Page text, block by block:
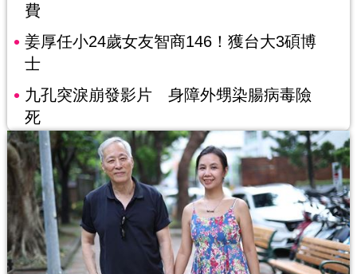
費
姜厚任小24歲女友智商146！獲台大3碩博
士
九孔突淚崩發影片 身障外甥染腸病毒險
死